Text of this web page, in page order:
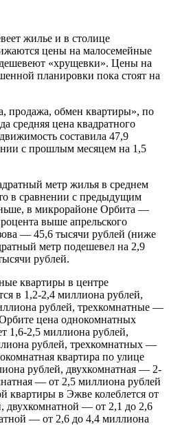
жилье и в столице
цены на малосемейные
«хрущевки». Цены на
планировки пока стоят на
продажа, обмен квартиры», по
средняя цена квадратного
составила 47,9
с прошлым месяцем на 1,5
метр жилья в среднем
в сравнении с предыдущим
в микрорайоне Орбита —
выше апрельского
— 45,6 тысячи рублей (ниже
метр подешевел на 2,9
рублей.
квартиры в центре
в 1,2-2,4 миллиона рублей,
рублей, трехкомнатные —
цена однокомнатных
1,6-2,5 миллиона рублей,
рублей, трехкомнатных —
квартира по улице
рублей, двухкомнатная — 2-
— от 2,5 миллиона рублей
квартиры в Эжве колеблется от
двухкомнатной — от 2,1 до 2,6
— от 2,6 до 4,4 миллиона